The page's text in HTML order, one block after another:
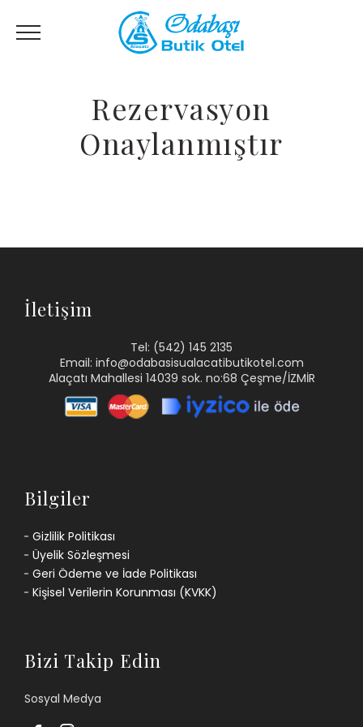
Rezervasyon
Onaylanmıştır
İletişim
Tel: (542) 145 2135
Email: info@odabasisualacatibutikotel.com
Alaçatı Mahallesi 14039 sok. no:68 Çeşme/İZMİR
Bilgiler
Gizlilik Politikası
Üyelik Sözleşmesi
Geri Ödeme ve İade Politikası
Kişisel Verilerin Korunması (KVKK)
Bizi Takip Edin
Sosyal Medya